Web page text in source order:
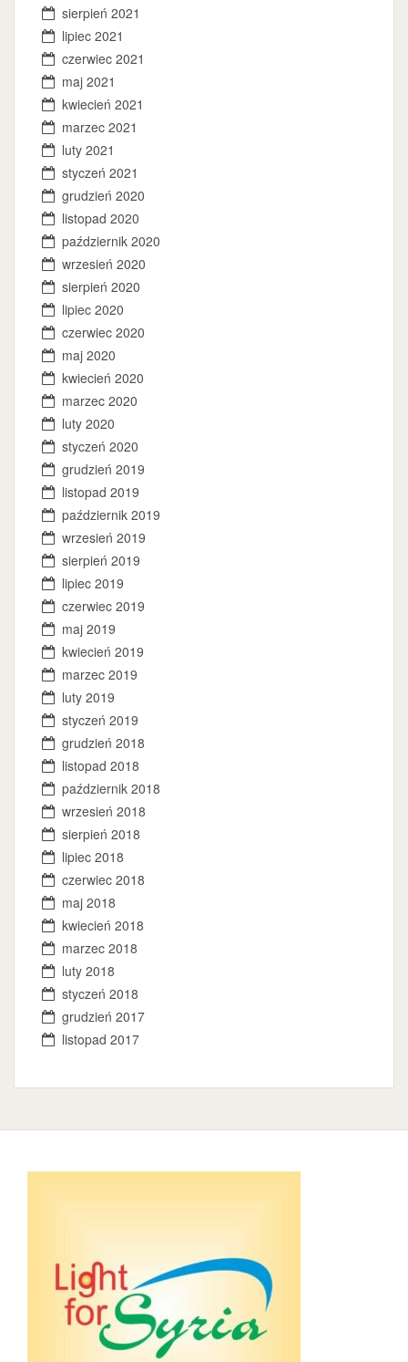
sierpień 2021
lipiec 2021
czerwiec 2021
maj 2021
kwiecień 2021
marzec 2021
luty 2021
styczeń 2021
grudzień 2020
listopad 2020
październik 2020
wrzesień 2020
sierpień 2020
lipiec 2020
czerwiec 2020
maj 2020
kwiecień 2020
marzec 2020
luty 2020
styczeń 2020
grudzień 2019
listopad 2019
październik 2019
wrzesień 2019
sierpień 2019
lipiec 2019
czerwiec 2019
maj 2019
kwiecień 2019
marzec 2019
luty 2019
styczeń 2019
grudzień 2018
listopad 2018
październik 2018
wrzesień 2018
sierpień 2018
lipiec 2018
czerwiec 2018
maj 2018
kwiecień 2018
marzec 2018
luty 2018
styczeń 2018
grudzień 2017
listopad 2017